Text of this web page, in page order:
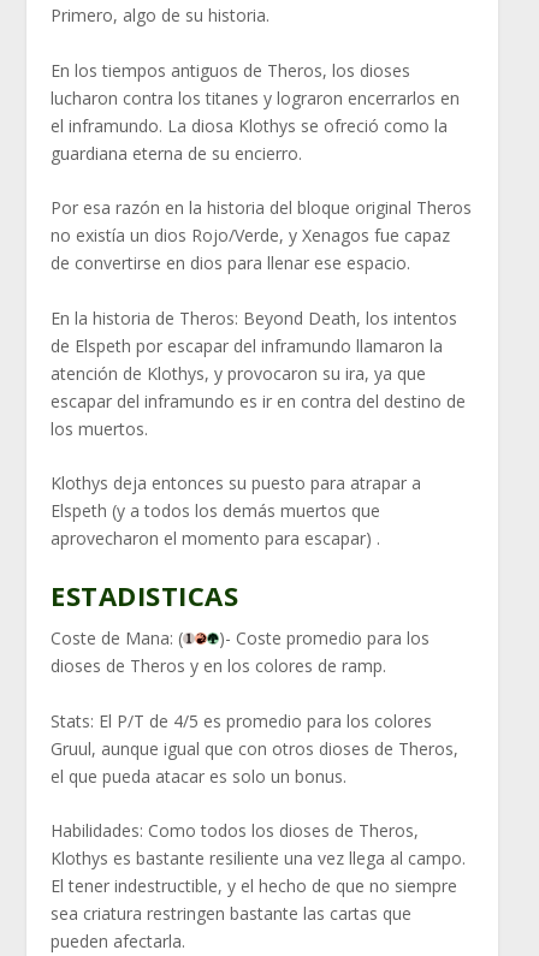
Primero, algo de su historia.
En los tiempos antiguos de Theros, los dioses
lucharon contra los titanes y lograron encerrarlos en
el inframundo. La diosa Klothys se ofreció como la
guardiana eterna de su encierro.
Por esa razón en la historia del bloque original Theros
no existía un dios Rojo/Verde, y Xenagos fue capaz
de convertirse en dios para llenar ese espacio.
En la historia de Theros: Beyond Death, los intentos
de Elspeth por escapar del inframundo llamaron la
atención de Klothys, y provocaron su ira, ya que
escapar del inframundo es ir en contra del destino de
los muertos.
Klothys deja entonces su puesto para atrapar a
Elspeth (y a todos los demás muertos que
aprovecharon el momento para escapar) .
ESTADISTICAS
Coste de Mana: (
)- Coste promedio para los
dioses de Theros y en los colores de ramp.
Stats: El P/T de 4/5 es promedio para los colores
Gruul, aunque igual que con otros dioses de Theros,
el que pueda atacar es solo un bonus.
Habilidades: Como todos los dioses de Theros,
Klothys es bastante resiliente una vez llega al campo.
El tener indestructible, y el hecho de que no siempre
sea criatura restringen bastante las cartas que
pueden afectarla.